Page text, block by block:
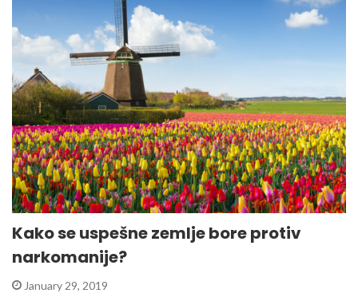
Kako se uspešne zemlje bore protiv
narkomanije?
January 29, 2019